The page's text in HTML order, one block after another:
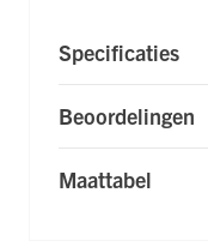
Specificaties
Beoordelingen
Maattabel